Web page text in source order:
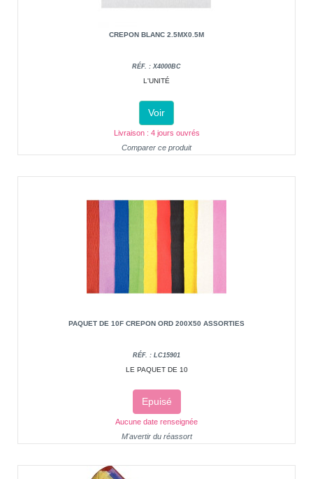
CREPON BLANC 2.5MX0.5M
RÉF. : X4000BC
L'UNITÉ
Voir
Livraison : 4 jours ouvrés
Comparer ce produit
PAQUET DE 10F CREPON ORD 200X50 ASSORTIES
RÉF. : LC15901
LE PAQUET DE 10
Epuisé
Aucune date renseignée
M'avertir du réassort